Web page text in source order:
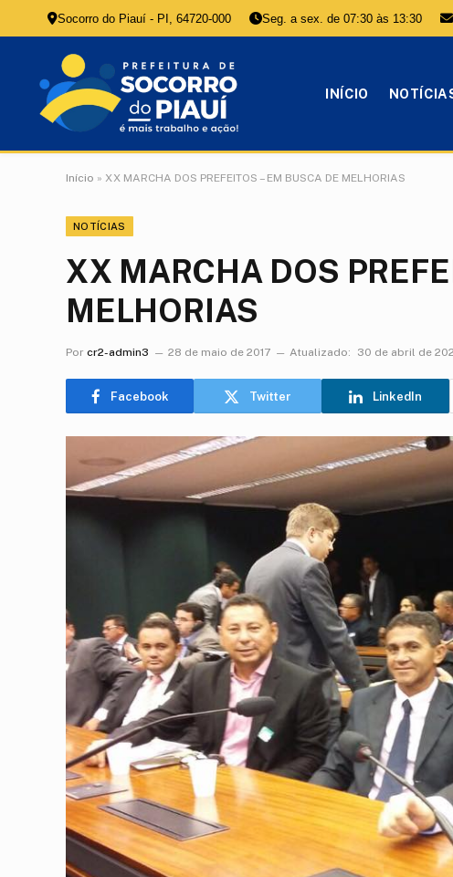
Socorro do Piauí - PI, 64720-000 Seg. a sex. de 07:30 às 13:30
INÍCIO
Início » XX MARCHA DOS PREFEITOS – EM BUSCA DE MELHORIAS
NOTÍCIAS
XX MARCHA DOS
MELHORIAS
Por cr2-admin3 28 de maio de 2017 Atualizado: 30 de abril de
Facebook Twitter LinkedIn